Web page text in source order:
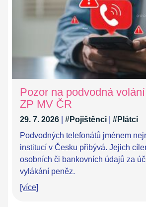
Pozor na podvodná
ZP MV ČR
29. 7. 2026 #Pojištěnci
#Plátci
Podvodných telefonátů jménem
institucí v Česku přibývá. Jejich
osobních či bankovních údajů za
vylákání peněz.
[více]